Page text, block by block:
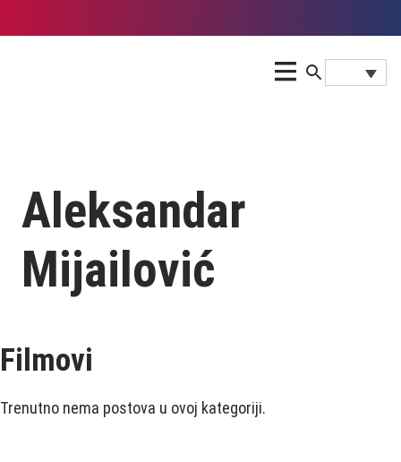
Aleksandar
Mijailović
Filmovi
Trenutno nema postova u ovoj kategoriji.